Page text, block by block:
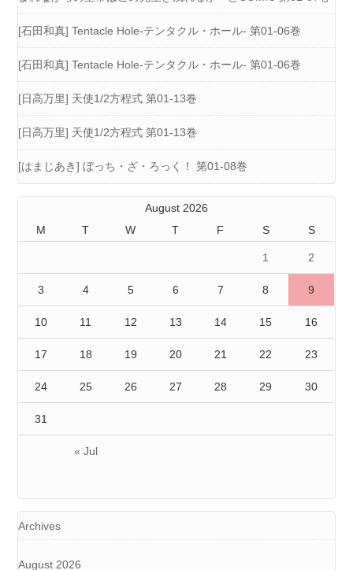
[石田和真] Tentacle Hole-テンタクル・ホール- 第01-06巻
[石田和真] Tentacle Hole-テンタクル・ホール- 第01-06巻
[日高万里] 天使1/2方程式 第01-13巻
[日高万里] 天使1/2方程式 第01-13巻
[はまじあき] ぼっち・ざ・ろっく！ 第01-08巻
August 2026
M
T W T F S S
« Jul
1 2
3 4 5 6 7 8 9
10 11 12 13 14 15 16
17 18 19 20 21 22 23
24 25 26 27 28 29 30
31
Archives
August 2026